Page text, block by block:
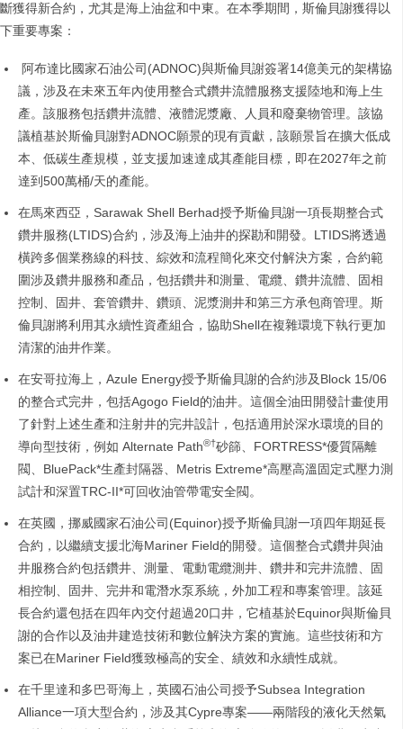
斷獲得新合約，尤其是海上油盆和中東。在本季期間，斯倫貝謝獲得以
下重要專案：
阿布達比國家石油公司(ADNOC)與斯倫貝謝簽署14億美元的架構協
議，涉及在未來五年內使用整合式鑽井流體服務支援陸地和海上生
產。該服務包括鑽井流體、液體泥漿廠、人員和廢棄物管理。該協
議植基於斯倫貝謝對ADNOC願景的現有貢獻，該願景旨在擴大低成
本、低碳生產規模，並支援加速達成其產能目標，即在2027年之前
達到500萬桶/天的產能。
在馬來西亞，Sarawak Shell Berhad授予斯倫貝謝一項長期整合式
鑽井服務(LTIDS)合約，涉及海上油井的探勘和開發。LTIDS將透過
橫跨多個業務線的科技、綜效和流程簡化來交付解決方案，合約範
圍涉及鑽井服務和產品，包括鑽井和測量、電纜、鑽井流體、固相
控制、固井、套管鑽井、鑽頭、泥漿測井和第三方承包商管理。斯
倫貝謝將利用其永續性資產組合，協助Shell在複雜環境下執行更加
清潔的油井作業。
在安哥拉海上，Azule Energy授予斯倫貝謝的合約涉及Block 15/06
的整合式完井，包括Agogo Field的油井。這個全油田開發計畫使用
了針對上述生產和注射井的完井設計，包括適用於深水環境的目的
導向型技術，例如 Alternate Path®†砂篩、FORTRESS*優質隔離
閥、BluePack*生產封隔器、Metris Extreme*高壓高溫固定式壓力測
試計和深置TRC-II*可回收油管帶電安全閥。
在英國，挪威國家石油公司(Equinor)授予斯倫貝謝一項四年期延長
合約，以繼續支援北海Mariner Field的開發。這個整合式鑽井與油
井服務合約包括鑽井、測量、電動電纜測井、鑽井和完井流體、固
相控制、固井、完井和電潛水泵系統，外加工程和專案管理。該延
長合約還包括在四年內交付超過20口井，它植基於Equinor與斯倫貝
謝的合作以及油井建造技術和數位解決方案的實施。這些技術和方
案已在Mariner Field獲致極高的安全、績效和永續性成就。
在千里達和多巴哥海上，英國石油公司授予Subsea Integration
Alliance一項大型合約，涉及其Cypre專案——兩階段的液化天然氣